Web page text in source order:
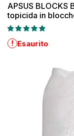
APSUS BLOCKS
topicida in
! Esaurito